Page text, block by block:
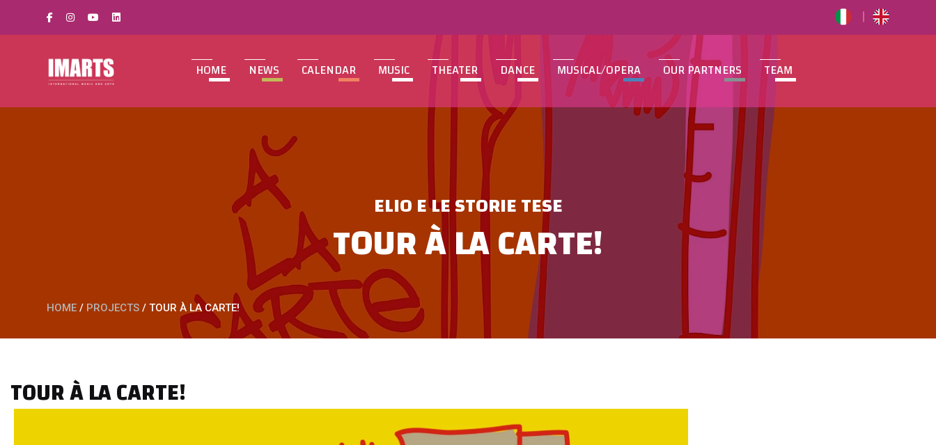
HOME NEWS CALENDAR MUSIC THEATER DANCE MUSICAL/OPERA OUR PARTNERS TEAM
ELIO E LE STORIE TESE
TOUR À LA CARTE!
HOME / PROJECTS / TOUR À LA CARTE!
TOUR À LA CARTE!